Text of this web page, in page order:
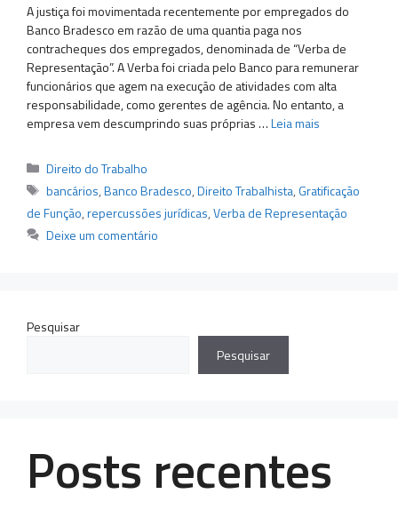
A justiça foi movimentada recentemente por empregados do
Banco Bradesco em razão de uma quantia paga nos
contracheques dos empregados, denominada de “Verba de
Representação”. A Verba foi criada pelo Banco para remunerar
funcionários que agem na execução de atividades com alta
responsabilidade, como gerentes de agência. No entanto, a
empresa vem descumprindo suas próprias …Leia mais
Categorias
Direito do Trabalho
Tags
bancários,Banco Bradesco,Direito Trabalhista,Gratificação
de Função,repercussões jurídicas,Verba de Representação
Deixe um comentário
Pesquisar
Pesquisar
Posts recentes